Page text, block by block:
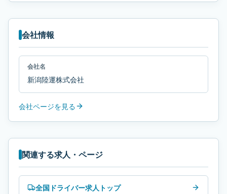
会社情報
会社名
新潟陸運株式会社
会社ページを見る
関連する求人・ページ
全国ドライバー求人トップ